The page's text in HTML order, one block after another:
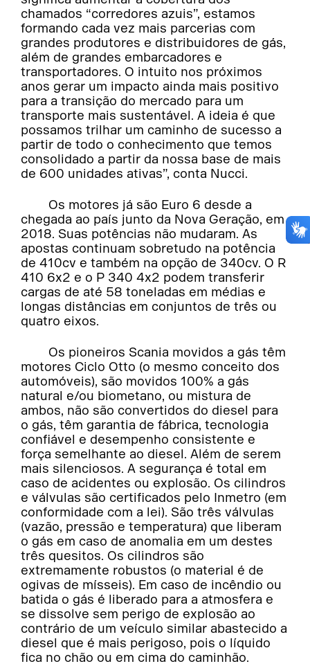
chamados “corredores azuis”, estamos
formando cada vez mais parcerias com
grandes produtores e distribuidores de gás,
além de grandes embarcadores e
transportadores. O intuito nos próximos
anos gerar um impacto ainda mais positivo
para a transição do mercado para um
transporte mais sustentável. A ideia é que
possamos trilhar um caminho de sucesso a
partir de todo o conhecimento que temos
consolidado a partir da nossa base de mais
de 600 unidades ativas”, conta Nucci.
Os motores já são Euro 6 desde a
chegada ao país junto da Nova Geração, em
2018. Suas potências não mudaram. As
apostas continuam sobretudo na potência
de 410cv e também na opção de 340cv. O R
410 6x2 e o P 340 4x2 podem transferir
cargas de até 58 toneladas em médias e
longas distâncias em conjuntos de três ou
quatro eixos.
Os pioneiros Scania movidos a gás têm
motores Ciclo Otto (o mesmo conceito dos
automóveis), são movidos 100% a gás
natural e/ou biometano, ou mistura de
ambos, não são convertidos do diesel para
o gás, têm garantia de fábrica, tecnologia
confiável e desempenho consistente e
força semelhante ao diesel. Além de serem
mais silenciosos. A segurança é total em
caso de acidentes ou explosão. Os cilindros
e válvulas são certificados pelo Inmetro (em
conformidade com a lei). São três válvulas
(vazão, pressão e temperatura) que liberam
o gás em caso de anomalia em um destes
três quesitos. Os cilindros são
extremamente robustos (o material é de
ogivas de mísseis). Em caso de incêndio ou
batida o gás é liberado para a atmosfera e
se dissolve sem perigo de explosão ao
contrário de um veículo similar abastecido a
diesel que é mais perigoso, pois o líquido
fica no chão ou em cima do caminhão.